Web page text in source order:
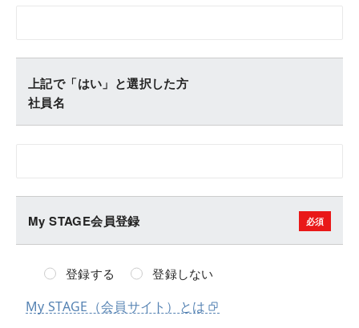
上記で「はい」と選択した方
社員名
My STAGE会員登録
登録する 登録しない
My STAGE（会員サイト）とは